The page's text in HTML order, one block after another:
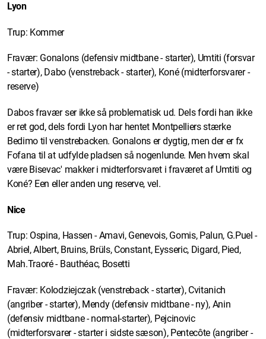
Lyon
Trup: Kommer
Fravær: Gonalons (defensiv midtbane - starter), Umtiti (forsvar
- starter), Dabo (venstreback - starter), Koné (midterforsvarer -
reserve)
Dabos fravær ser ikke så problematisk ud. Dels fordi han ikke
er ret god, dels fordi Lyon har hentet Montpelliers stærke
Bedimo til venstrebacken. Gonalons er dygtig, men der er fx
Fofana til at udfylde pladsen så nogenlunde. Men hvem skal
være Bisevac' makker i midterforsvaret i fraværet af Umtiti og
Koné? Een eller anden ung reserve, vel.
Nice
Trup: Ospina, Hassen - Amavi, Genevois, Gomis, Palun, G.Puel -
Abriel, Albert, Bruins, Brüls, Constant, Eysseric, Digard, Pied,
Mah.Traoré - Bauthéac, Bosetti
Fravær: Kolodziejczak (venstreback - starter), Cvitanich
(angriber - starter), Mendy (defensiv midtbane - ny), Anin
(defensiv midtbane - normal-starter), Pejcinovic
(midterforsvarer - starter i sidste sæson), Pentecôte (angriber -